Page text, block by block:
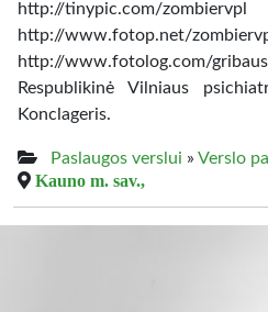
http://tinypic.com/zombiervpl
http://www.fotop.net/
http://www.fotolog.com/
Respublikinė Vilniaus
Konclageris.
Paslaugos verslui » Verslo
Kauno m. sav.,